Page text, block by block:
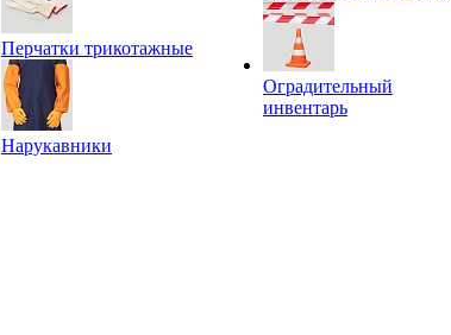
Перчатки трикотажные
Нарукавники
Оградительный
инвентарь